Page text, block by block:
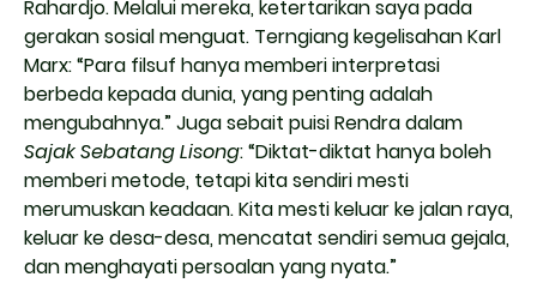
Rahardjo. Melalui mereka, ketertarikan saya pada
gerakan sosial menguat. Terngiang kegelisahan Karl
Marx: “Para filsuf hanya memberi interpretasi
berbeda kepada dunia, yang penting adalah
mengubahnya.” Juga sebait puisi Rendra dalam
Sajak Sebatang Lisong: “Diktat-diktat hanya boleh
memberi metode, tetapi kita sendiri mesti
merumuskan keadaan. Kita mesti keluar ke jalan raya,
keluar ke desa-desa, mencatat sendiri semua gejala,
dan menghayati persoalan yang nyata.”